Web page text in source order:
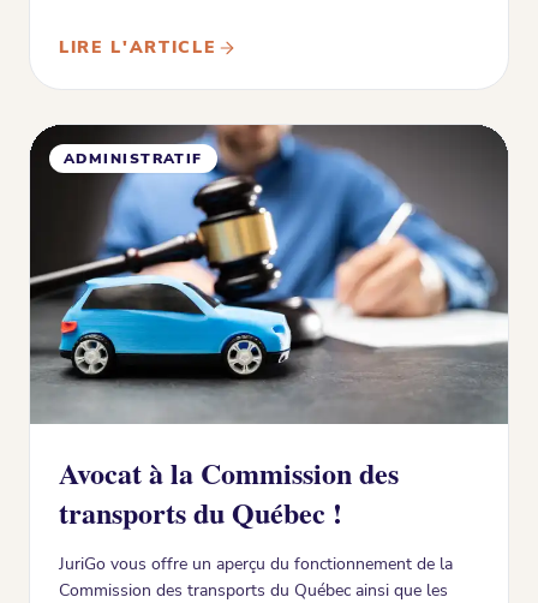
LIRE L'ARTICLE
ADMINISTRATIF
Avocat à la Commission des
transports du Québec !
JuriGo vous offre un aperçu du fonctionnement de la
Commission des transports du Québec ainsi que les